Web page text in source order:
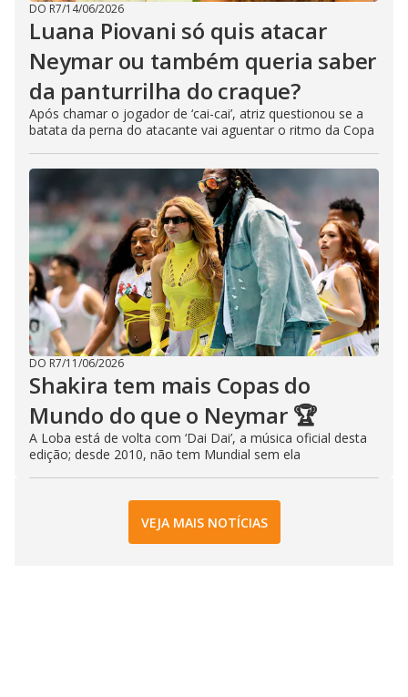
DO R7/14/06/2026
Luana Piovani só quis atacar
Neymar ou também queria saber
da panturrilha do craque?
Após chamar o jogador de ‘cai-cai’, atriz questionou se a
batata da perna do atacante vai aguentar o ritmo da Copa
DO R7/11/06/2026
Shakira tem mais Copas do
Mundo do que o Neymar 🏆
A Loba está de volta com ‘Dai Dai’, a música oficial desta
edição; desde 2010, não tem Mundial sem ela
VEJA MAIS NOTÍCIAS